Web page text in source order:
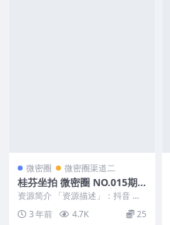
微密圈 微密圈渠道二
桂芬坐拍 微密圈 NO.015期
最新至：2023.5.30
资源简介 「资源描述」：抖音 桂
芬坐拍 微密圈 NO.015期 【9P】
最新至：...
3 年前 4.7K 25